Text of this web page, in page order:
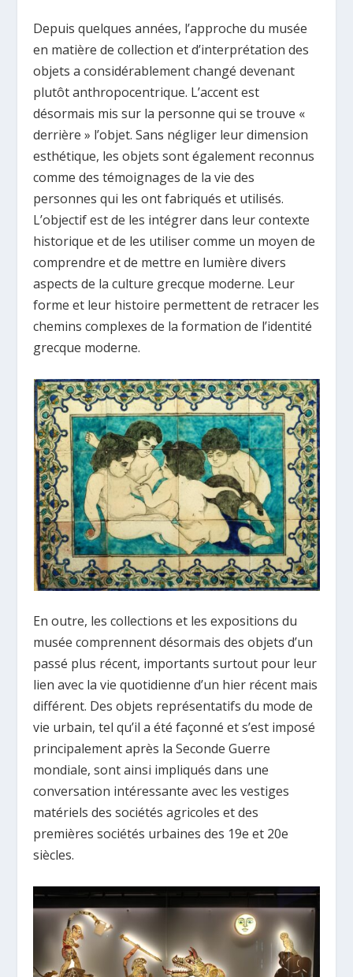
Depuis quelques années, l’approche du musée
en matière de collection et d’interprétation des
objets a considérablement changé devenant
plutôt anthropocentrique. L’accent est
désormais mis sur la personne qui se trouve «
derrière » l’objet. Sans négliger leur dimension
esthétique, les objets sont également reconnus
comme des témoignages de la vie des
personnes qui les ont fabriqués et utilisés.
L’objectif est de les intégrer dans leur contexte
historique et de les utiliser comme un moyen de
comprendre et de mettre en lumière divers
aspects de la culture grecque moderne. Leur
forme et leur histoire permettent de retracer les
chemins complexes de la formation de l’identité
grecque moderne.
En outre, les collections et les expositions du
musée comprennent désormais des objets d’un
passé plus récent, importants surtout pour leur
lien avec la vie quotidienne d’un hier récent mais
différent. Des objets représentatifs du mode de
vie urbain, tel qu’il a été façonné et s’est imposé
principalement après la Seconde Guerre
mondiale, sont ainsi impliqués dans une
conversation intéressante avec les vestiges
matériels des sociétés agricoles et des
premières sociétés urbaines des 19e et 20e
siècles.